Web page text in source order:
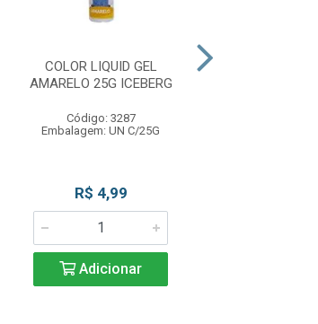
COLOR LIQUID GEL
AMARELO 25G ICEBERG
Código: 3287
Embalagem: UN C/25G
R$ 4,99
Adicionar